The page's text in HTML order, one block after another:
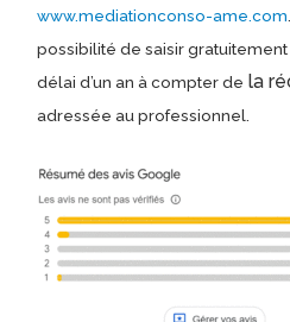
www.mediationconso-ame.com
possibilité de saisir
délai d’un an à compter de la
adressée au professionnel.